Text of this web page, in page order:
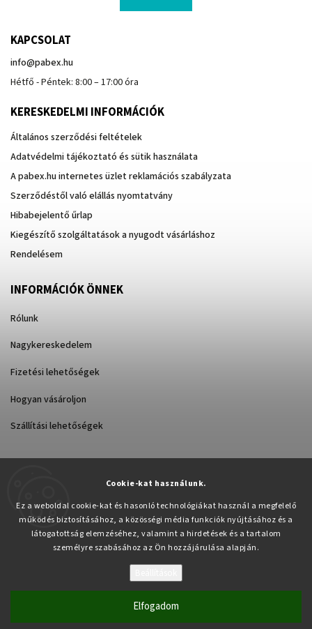
Cookie-kat használunk.
Ez a weboldal cookie-kat és hasonló technológiákat használ a megfelelő
működés biztosításához, a közösségi média funkciók nyújtásához és a
látogatottság elemzéséhez, valamint a hirdetések és a tartalom
személyre szabásához az Ön hozzájárulása alapján.
Elfogadom
KAPCSOLAT
info@pabex.hu
Hétfő - Péntek: 8:00 – 17:00 óra
KERESKEDELMI INFORMÁCIÓK
Általános szerződési feltételek
Adatvédelmi tájékoztató és sütik használata
A pabex.hu internetes üzlet reklamációs szabályzata
Szerződéstől való elállás nyomtatvány
Hibabejelentő űrlap
Kiegészítő szolgáltatások a nyugodt vásárláshoz
Rendelésem
INFORMÁCIÓK ÖNNEK
Rólunk
Nagykereskedelem
Fizetési lehetőségek
Hogyan vásároljon
Szállítási lehetőségek
Copyright 2026Pabex.hu. Minden jog fenntartva.
Süti beállítások szerkesztése